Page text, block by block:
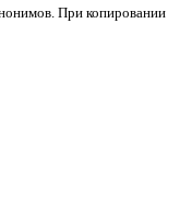
При копировании